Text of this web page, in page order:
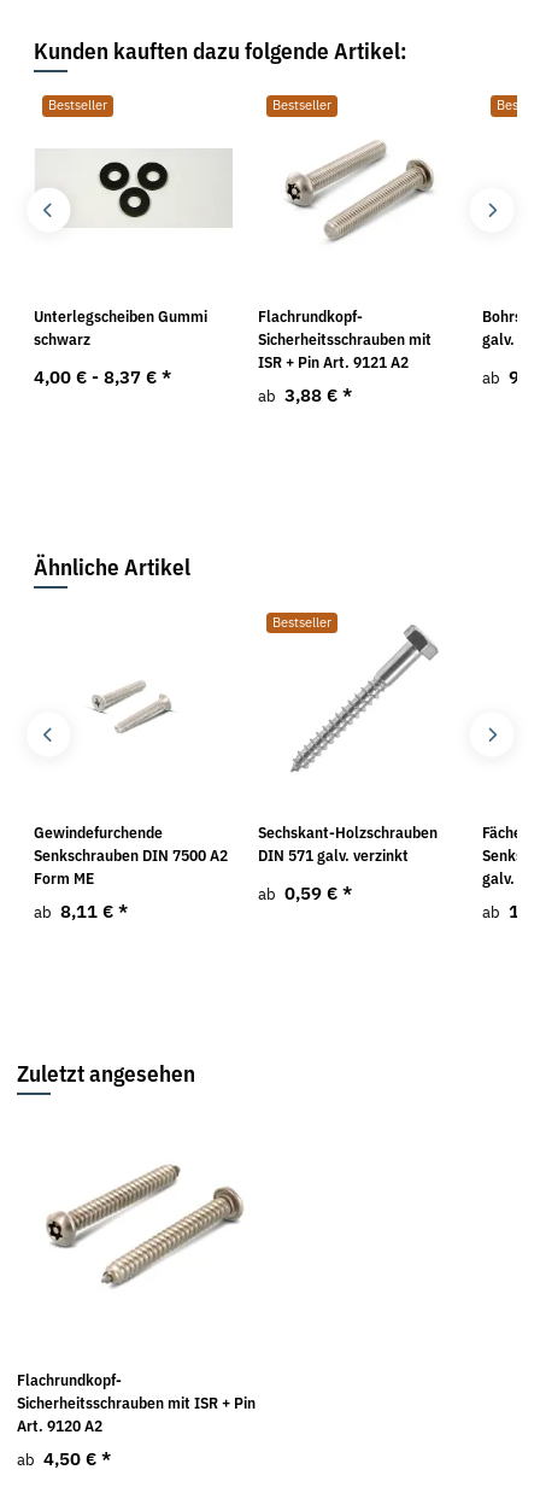
Kunden kauften dazu folgende Artikel:
Bestseller
Unterlegscheiben Gummi
schwarz
4,00 € - 8,37 € *
Bestseller
Flachrundkopf-
Sicherheitsschrauben mit
ISR + Pin Art. 9121 A2
ab 3,88 € *
galv.
ab
Ähnliche Artikel
Gewindefurchende
Senkschrauben DIN 7500 A2
Form ME
ab 8,11 € *
Bestseller
Sechskant-Holzschrauben
DIN 571 galv. verzinkt
ab 0,59 € *
galv.
ab
Zuletzt angesehen
Flachrundkopf-
Sicherheitsschrauben mit ISR + Pin
Art. 9120 A2
ab 4,50 € *